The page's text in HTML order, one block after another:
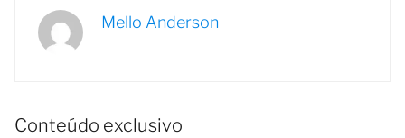
Mello Anderson
Conteúdo exclusivo